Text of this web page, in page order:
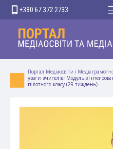
+380 67 372 2733
Портал Медіаосвіти і
уваги вчителів! Модуль з
пілотного класу (29 тиждень)